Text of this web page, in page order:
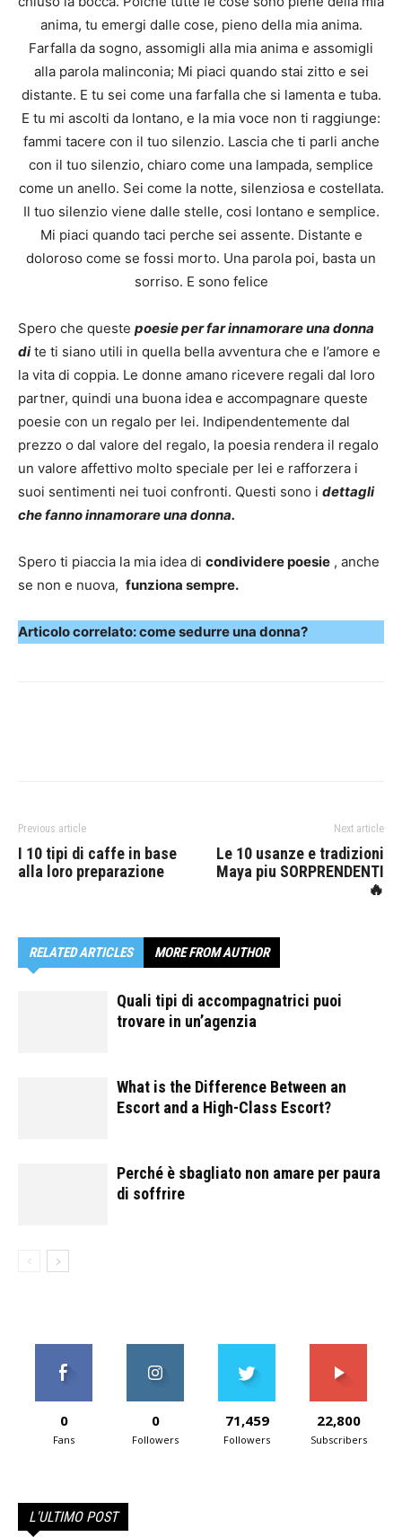
anima, tu emergi dalle cose, pieno della mia anima.
Farfalla da sogno, assomigli alla mia anima e assomigli
alla parola malinconia; Mi piaci quando stai zitto e sei
distante. E tu sei come una farfalla che si lamenta e tuba.
E tu mi ascolti da lontano, e la mia voce non ti raggiunge:
fammi tacere con il tuo silenzio. Lascia che ti parli anche
con il tuo silenzio, chiaro come una lampada, semplice
come un anello. Sei come la notte, silenziosa e costellata.
Il tuo silenzio viene dalle stelle, cosi lontano e semplice.
Mi piaci quando taci perche sei assente. Distante e
doloroso come se fossi morto. Una parola poi, basta un
sorriso. E sono felice
Spero che queste poesie per far innamorare una donna
dite ti siano utili in quella bella avventura che e l’amore e
la vita di coppia. Le donne amano ricevere regali dal loro
partner, quindi una buona idea e accompagnare queste
poesie con un regalo per lei. Indipendentemente dal
prezzo o dal valore del regalo, la poesia rendera il regalo
un valore affettivo molto speciale per lei e rafforzera i
suoi sentimenti nei tuoi confronti. Questi sono i dettagli
che fanno innamorare una donna.
Spero ti piaccia la mia idea di condividere poesie , anche
se non e nuova, funziona sempre.
Articolo correlato: come sedurre una donna?
Previous article
I 10 tipi di caffe in base
alla loro preparazione
Next article
Le 10 usanze e tradizioni
Maya piu SORPRENDENTI
🔥
RELATED ARTICLES MORE FROM AUTHOR
Quali tipi di accompagnatrici puoi
trovare in un’agenzia
What is the Difference Between an
Escort and a High-Class Escort?
Perché è sbagliato non amare per paura
di soffrire
0
Fans
0
Followers
71,459
Followers
22,800
Subscribers
L'ULTIMO POST